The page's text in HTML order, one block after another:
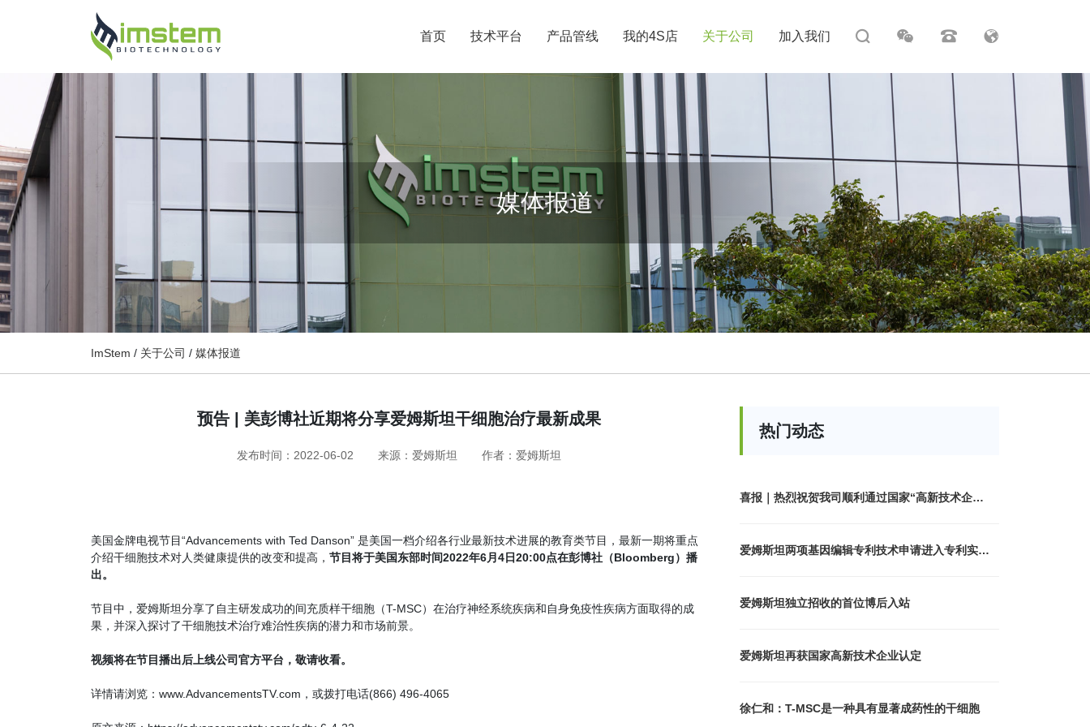
首页 技术平台 产品管线 我的4S店 关于公司 加入我们
媒体报道
ImStem / 关于公司 / 媒体报道
预告 | 美彭博社近期将分享爱姆斯坦干细胞治疗最新成果
发布时间：2022-06-02 来源：爱姆斯坦 作者：爱姆斯坦
美国金牌电视节目“Advancements with Ted Danson” 是美国一档介绍各行业最新技术进展的教育类节目，最新一期将重点
介绍干细胞技术对人类健康提供的改变和提高， 节目将于美国东部时间2022年6月4日20:00点在彭博社（Bloomberg）播
出。
节目中，爱姆斯坦分享了自主研发成功的间充质样干细胞（T-MSC）在治疗神经系统疾病和自身免疫性疾病方面取得的成
果，并深入探讨了干细胞技术治疗难治性疾病的潜力和市场前景。
视频将在节目播出后上线公司官方平台，敬请收看。
详情请浏览：www.AdvancementsTV.com， 或拨打电话(866) 496-4065
热门动态
喜报｜热烈祝贺我司顺利通过国家“高新技术企
爱姆斯坦两项基因编辑专利技术申请进入专利实质
爱姆斯坦独立招收的首位博后入站
爱姆斯坦再获国家高新技术企业认定
徐仁和：T-MSC是一种具有显著成药性的干细胞